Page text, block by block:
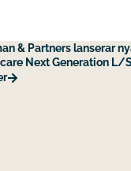
& Partners lanserar
Next Generation L/